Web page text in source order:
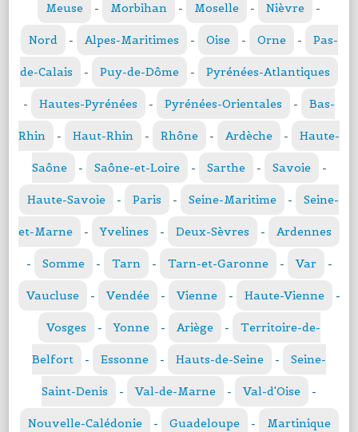
Meuse - Morbihan - Moselle - Nièvre -
Nord - Alpes-Maritimes - Oise - Orne - Pas-
de-Calais - Puy-de-Dôme - Pyrénées-Atlantiques
- Hautes-Pyrénées - Pyrénées-Orientales - Bas-
Rhin - Haut-Rhin - Rhône - Ardèche - Haute-
Saône - Saône-et-Loire - Sarthe - Savoie -
Haute-Savoie - Paris - Seine-Maritime - Seine-
et-Marne - Yvelines - Deux-Sèvres - Ardennes
- Somme - Tarn - Tarn-et-Garonne - Var -
Vaucluse - Vendée - Vienne - Haute-Vienne -
Vosges - Yonne - Ariège - Territoire-de-
Belfort - Essonne - Hauts-de-Seine - Seine-
Saint-Denis - Val-de-Marne - Val-d'Oise -
Nouvelle-Calédonie - Guadeloupe - Martinique